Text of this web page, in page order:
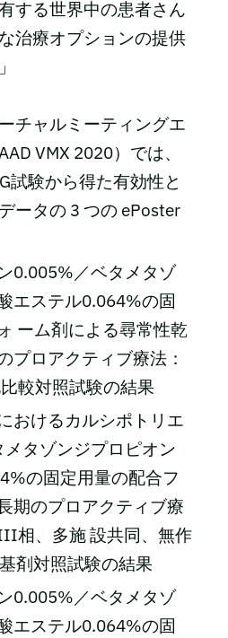
する世界中の患者さん
治療オプションの提供
チャルミーティングエ
VMX 2020）では、
試験から得た有効性と
ータの 3 つの ePoster
0.005%／ベタメタゾ
エステル0.064%の固
ーム剤による尋常性乾
プロアクティブ療法：
較対照試験の結果
おけるカルシポトリエ
タゾンジプロピオン
の固定用量の配合フ
期のプロアクティブ療
相、多施 設共同、無作
剤対照試験の結果
0.005%／ベタメタゾ
エステル0.064%の固